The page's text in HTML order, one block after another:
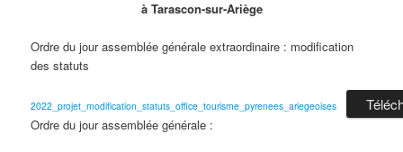
à Tarascon-sur-Ariège
Ordre du jour assemblée générale extraordinaire : modification
des statuts
2022_projet_modification_statuts_office_tourisme_pyrenees_ariegeoises
Ordre du jour assemblée générale :